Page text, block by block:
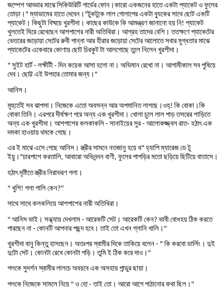
জম্পেশআড্ডারমাঝেসিকিউরিটিগার্ডেরফোন ।কারোএকজনেরহাতেএকটাপ্যাকেটওফুলের
তোড়া । "ম্যাডামেরহাতেদেবেন । "টুকটুকেলালগোলাপেরএকটাব্যুকেরসাথেছোটএকটি
প্যাকেট । কিছুটাবিষ্ময়েখুরশীদা । কাছেরকাউকেকিআমন্ত্রণজানানোহয়নি! প্যাকেট
খুলতেইঘিরেরেখেছেনআশপাশেরনারীঅতিথিরা । আগ্রহতাদেরবেশি । ততক্ষণেপ্যাকেটের
ভেতরেরজড়োয়াসেটেররুবীপান্নাআরহীরারজড়োয়াসেটেরআলোতেসবারমুগ্ধতারমাঝে
প্যাকেটেরএকেবারেকোণায়ছোটচিরকুটটাআলগোছেতুলেনিলেনখুরশীদা ।
" সুইটহার্ট - লক্ষীটী - দিনকয়েকআসাহলোনা । অভিমানরেখোনা । আগামীকালসবপুষিয়ে
দেব । ছোট্টএইউপহারতোমারজন্য । "
আনিস ।
মূহুর্তেইসবঝাপসা । নিজেকেএতোঅবসন্নআরঅপমানিতলাগছে ।ওহ্! কিবোকা ।কি
বোকাতিনি । এরপরেদীর্ঘক্ষণপরেঅন্যএকখুরশীদা । খোলাচুলেলালপাড়তসরেরশাড়িতে
অন্যএকখুরশীদা । আশপাশেরকলকাকলি - সানাইয়েরসুর - আলোকজ্জ্বলরাত- হঠাৎএক
দমকাহাওয়ায়থমকেগেছে ।
এরইমাঝেএসেগেছেআনিস । স্ত্রীরসামনেনতজানুহয়েথ"হ্যাপিম্যারেজডেটু
ইয়ু । "চারপাশেকরতালি, আবারোঅভিনন্দনবাণী, ফুলেরপাপড়িরমতোছড়িয়েছিটিয়েবাতাসে ।
হঠাৎদৃষ্টিতেস্ত্রীরনিরাভরণগলা ।
" খুশি! গলাগালিকেন?"
সাথেসাথেকলকলিয়েআশপাশেরনারীঅতিথিরা ।
" আনিসভাই । সন্ধ্যায়দেখলাম - আরেকটিসেট । আরেকটিকেন? ভাবীবোধহয়ঠিককরতে
পারছেননা - কোনটিআপনারপছন্দহবে । তাইতোএখনগ্লানিখালি । "
খুরশীদাবানুকিন্তুহাসছেন । অতঃপরস্বামীরদিকেতাকিয়েবলেন - " কিকরবোডার্লিং । দুই
দুটোসেট । কোনটারেখেকোনটাপড়ি । তুমিইঠিককরেদাও । "
পলকেসুদর্শনস্বামীরলালচেঅবয়বেএকঅসহায়পান্ডুরছায়া ।
পলকেনিজেকেসামলেনিয়ে " ওহো -তাইতো । আরোআগেপাঠানোরকথাছিল । "